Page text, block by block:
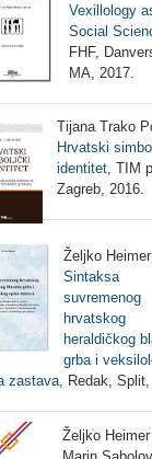
Vexillology
Social
FHF,
MA, 2017.
Tijana Trako
Hrvatski
identitet, TIM
Zagreb, 2016.
Željko
Sintaksa
suvremenog
hrvatskog
heraldičkog
grba i
zastava, Redak, Split,
Željko
Marin